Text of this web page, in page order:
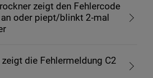
zeigt den Fehlercode
oder piept/blinkt 2-mal
zeigt die Fehlermeldung C2